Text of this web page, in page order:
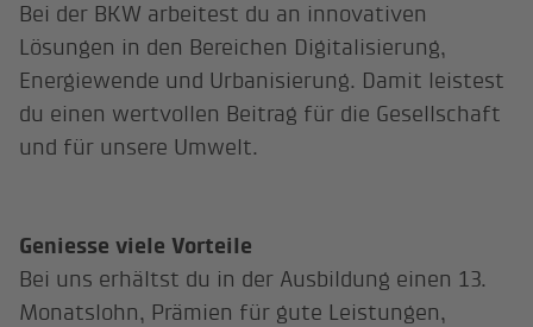
Bei der BKW arbeitest du an innovativen
Lösungen in den Bereichen Digitalisierung,
Energiewende und Urbanisierung. Damit leistest
du einen wertvollen Beitrag für die Gesellschaft
und für unsere Umwelt.
Geniesse viele Vorteile
Bei uns erhältst du in der Ausbildung einen 13.
Monatslohn, Prämien für gute Leistungen,